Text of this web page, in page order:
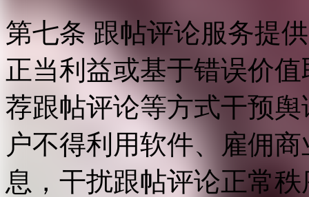
第七条 跟帖评论服务提
正当利益或基于错误价
荐跟帖评论等方式干预
户不得利用软件、雇佣
息，干扰跟帖评论正常